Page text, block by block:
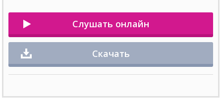
Слушать онлайн
Скачать